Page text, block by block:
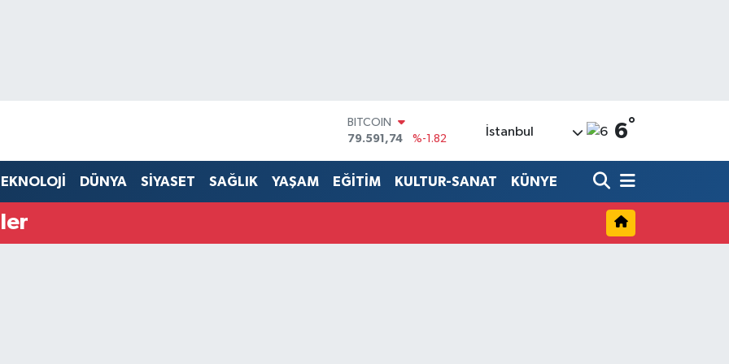
BITCOIN
79.591,74
%-1.82
45,43620
EURO
53,38690
%0.19
İstanbul 6°
DÜNYA SİYASET SAĞLIK YAŞAM EĞİTİM KULTUR-SANAT KÜNYE